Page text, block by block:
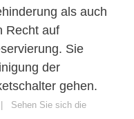
als auch
Recht auf
Sie
der
gehen.
Sehen Sie sich die